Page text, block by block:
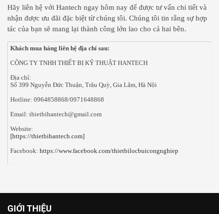
Hãy liên hệ với Hantech ngay hôm nay để được tư vấn chi tiết và
nhận được ưu đãi đặc biệt từ chúng tôi. Chúng tôi tin rằng sự hợp
tác của bạn sẽ mang lại thành công lớn lao cho cả hai bên.
Khách mua hàng liên hệ địa chỉ sau:
CÔNG TY TNHH THIẾT BỊ KỸ THUẬT HANTECH
Địa chỉ:
Số 399 Nguyễn Đức Thuận, Trâu Quỳ, Gia Lâm, Hà Nội
Hotline: 0964858868/0971648868
Email: thietbihantech@gmail.com
Website:
[https://thietbihantech.com]
Facebook: https://www.facebook.com/thietbilocbuicongnghiep
GIỚI THIỆU